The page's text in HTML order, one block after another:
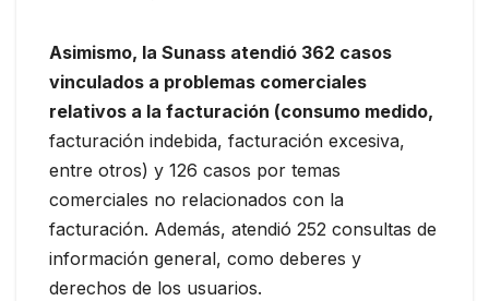
Asimismo, la Sunass atendió 362 casos
vinculados a problemas comerciales
relativos a la facturación (consumo medido,
facturación indebida, facturación excesiva,
entre otros) y 126 casos por temas
comerciales no relacionados con la
facturación. Además, atendió 252 consultas de
información general, como deberes y
derechos de los usuarios.